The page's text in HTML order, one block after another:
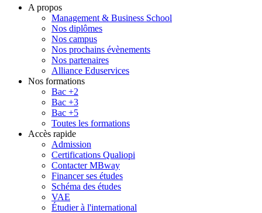
A propos
Management & Business School
Nos diplômes
Nos campus
Nos prochains évènements
Nos partenaires
Alliance Eduservices
Nos formations
Bac +2
Bac +3
Bac +5
Toutes les formations
Accès rapide
Admission
Certifications Qualiopi
Contacter MBway
Financer ses études
Schéma des études
VAE
Étudier à l'international